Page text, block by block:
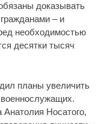
доказывать
– и
необходимостью
десятки тысяч
планы увеличить
Носатого,